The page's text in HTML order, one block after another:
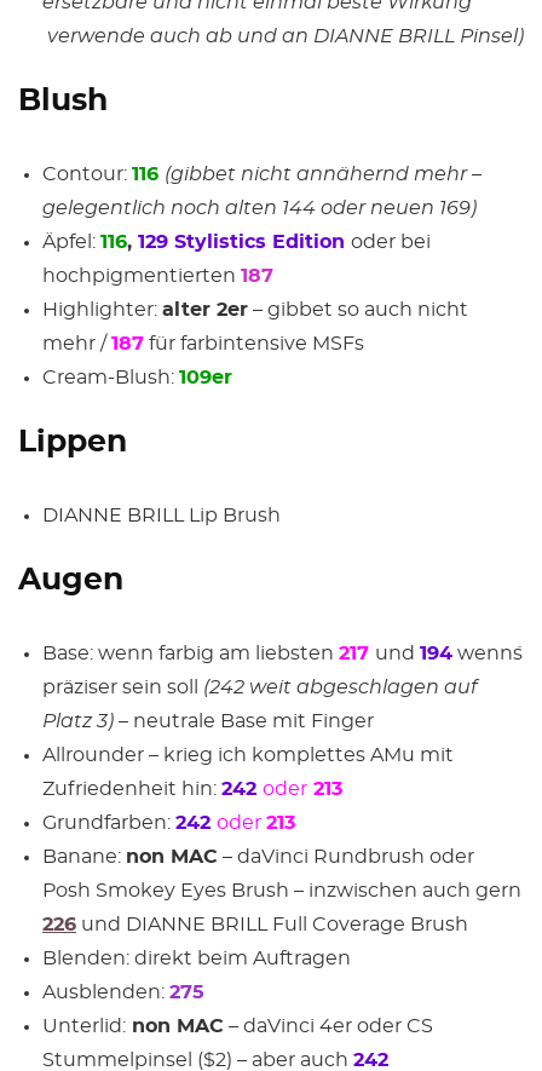
verwende auch ab und an DIANNE BRILL Pinsel)
Blush
Contour: 116 (gibbet nicht annähernd mehr –
gelegentlich noch alten 144 oder neuen 169)
Äpfel: 116, 129 Stylistics Edition oder bei
hochpigmentierten 187
Highlighter: alter 2er – gibbet so auch nicht
mehr / 187 für farbintensive MSFs
Cream-Blush: 109er
Lippen
DIANNE BRILL Lip Brush
Augen
Base: wenn farbig am liebsten 217 und 194 wenn´s
präziser sein soll (242 weit abgeschlagen auf
Platz 3) – neutrale Base mit Finger
Allrounder – krieg ich komplettes AMu mit
Zufriedenheit hin: 242 oder 213
Grundfarben: 242 oder 213
Banane: non MAC – daVinci Rundbrush oder
Posh Smokey Eyes Brush – inzwischen auch gern
226 und DIANNE BRILL Full Coverage Brush
Blenden: direkt beim Auftragen
Ausblenden: 275
Unterlid: non MAC – daVinci 4er oder CS
Stummelpinsel ($2) – aber auch 242